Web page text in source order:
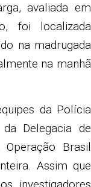
avaliada em
foi localizada
na madrugada
na manhã
da Polícia
Delegacia de
Operação Brasil
. Assim que